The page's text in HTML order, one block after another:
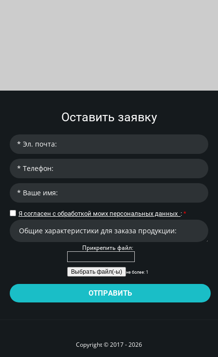
Оставить заявку
Я согласен с обработкой моих персональных данных : *
Прикрепить файл:
не более: 1
ОТПРАВИТЬ
Copyright © 2017 - 2026